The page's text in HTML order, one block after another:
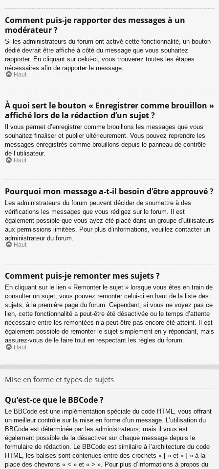
Comment puis-je rapporter des messages à un
modérateur ?
Si les administrateurs du forum ont activé cette fonctionnalité, un bouton
dédié devrait être affiché à côté du message que vous souhaitez
rapporter. En cliquant sur celui-ci, vous trouverez toutes les étapes
nécessaires afin de rapporter le message.
Haut
À quoi sert le bouton « Enregistrer comme brouillon »
affiché lors de la rédaction d’un sujet ?
Il vous permet d’enregistrer comme brouillons les messages que vous
souhaitez finaliser et publier ultérieurement. Vous pouvez reprendre les
messages enregistrés comme brouillons depuis le panneau de contrôle
de l’utilisateur.
Haut
Pourquoi mon message a-t-il besoin d’être approuvé ?
Les administrateurs du forum peuvent décider de soumettre à des
vérifications les messages que vous rédigez sur le forum. Il est
également possible que vous ayez été placé dans un groupe d’utilisateurs
aux permissions limitées. Pour plus d’informations, veuillez contacter un
administrateur du forum.
Haut
Comment puis-je remonter mes sujets ?
En cliquant sur le lien « Remonter le sujet » lorsque vous êtes en train de
consulter un sujet, vous pouvez remonter celui-ci en haut de la liste des
sujets, à la première page du forum. Cependant, si vous ne voyez pas ce
lien, cette fonctionnalité a peut-être été désactivée ou le temps d’attente
nécessaire entre les remontées n’a peut-être pas encore été atteint. Il est
également possible de remonter le sujet simplement en y répondant, mais
assurez-vous de le faire tout en respectant les règles du forum.
Haut
Mise en forme et types de sujets
Qu’est-ce que le BBCode ?
Le BBCode est une implémentation spéciale du code HTML, vous offrant
un meilleur contrôle sur la mise en forme d’un message. L’utilisation du
BBCode est déterminée par les administrateurs, mais il vous est
également possible de la désactiver sur chaque message depuis le
formulaire de rédaction. Le BBCode est similaire à l’architecture du code
HTML, les balises sont contenues entre des crochets « [ » et « ] » à la
place des chevrons « < » et « > ». Pour plus d’informations à propos du